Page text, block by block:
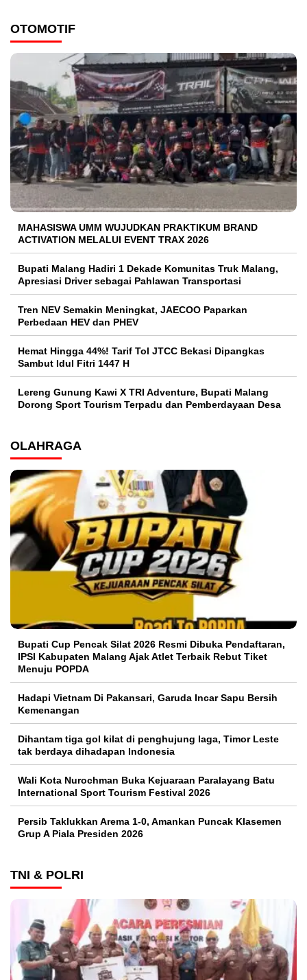
OTOMOTIF
MAHASISWA UMM WUJUDKAN PRAKTIKUM BRAND
ACTIVATION MELALUI EVENT TRAX 2026
Bupati Malang Hadiri 1 Dekade Komunitas Truk Malang,
Apresiasi Driver sebagai Pahlawan Transportasi
Tren NEV Semakin Meningkat, JAECOO Paparkan
Perbedaan HEV dan PHEV
Hemat Hingga 44%! Tarif Tol JTCC Bekasi Dipangkas
Sambut Idul Fitri 1447 H
Lereng Gunung Kawi X TRI Adventure, Bupati Malang
Dorong Sport Tourism Terpadu dan Pemberdayaan Desa
OLAHRAGA
Bupati Cup Pencak Silat 2026 Resmi Dibuka Pendaftaran,
IPSI Kabupaten Malang Ajak Atlet Terbaik Rebut Tiket
Menuju POPDA
Hadapi Vietnam Di Pakansari, Garuda Incar Sapu Bersih
Kemenangan
Dihantam tiga gol kilat di penghujung laga, Timor Leste
tak berdaya dihadapan Indonesia
Wali Kota Nurochman Buka Kejuaraan Paralayang Batu
International Sport Tourism Festival 2026
Persib Taklukkan Arema 1-0, Amankan Puncak Klasemen
Grup A Piala Presiden 2026
TNI & POLRI